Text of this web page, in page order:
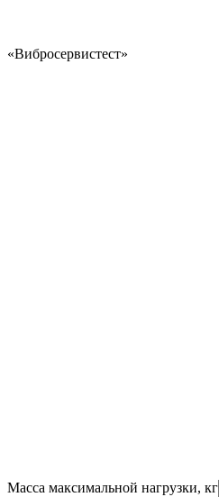
«Вибросервистест»
Масса максимальной нагрузки, кг